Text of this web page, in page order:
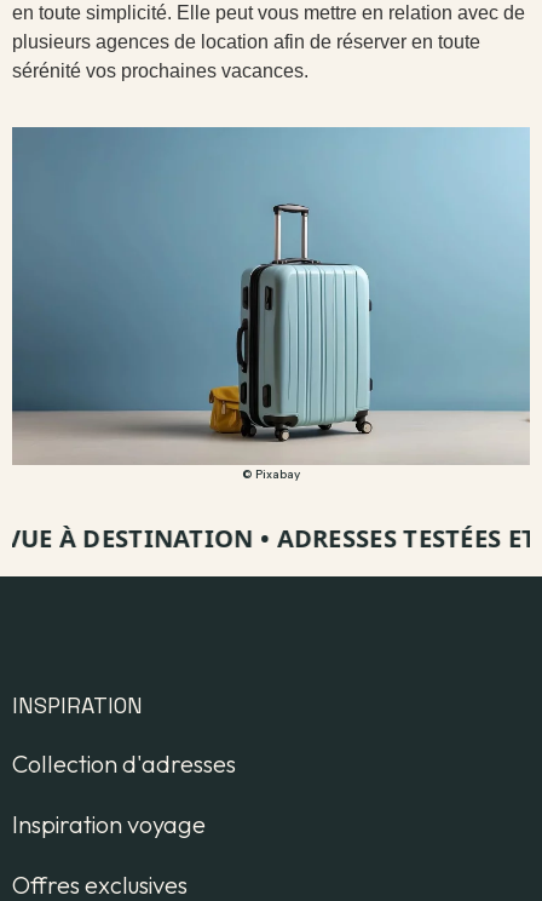
en toute simplicité. Elle peut vous mettre en relation avec de
plusieurs agences de location afin de réserver en toute
sérénité vos prochaines vacances.
© Pixabay
À DESTINATION• ADRESSES TESTÉES ET
INSPIRATION
Collection d'adresses
Inspiration voyage
Offres exclusives